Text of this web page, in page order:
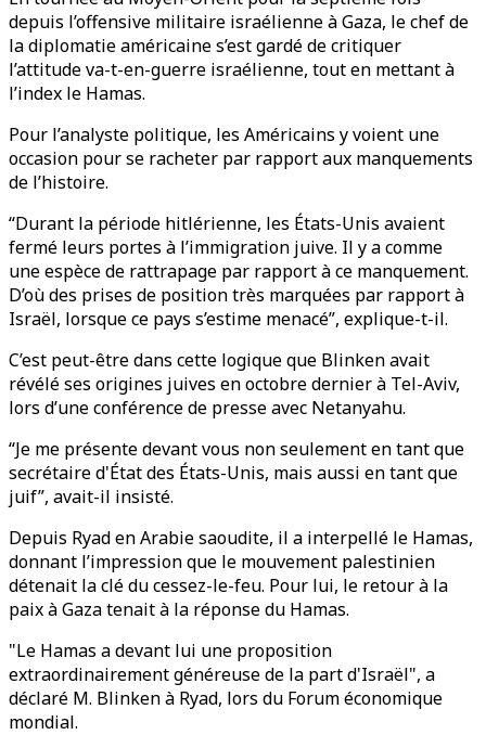
depuis l’offensive militaire israélienne à Gaza, le chef de
la diplomatie américaine s’est gardé de critiquer
l’attitude va-t-en-guerre israélienne, tout en mettant à
l’index le Hamas.
Pour l’analyste politique, les Américains y voient une
occasion pour se racheter par rapport aux manquements
de l’histoire.
“Durant la période hitlérienne, les États-Unis avaient
fermé leurs portes à l’immigration juive. Il y a comme
une espèce de rattrapage par rapport à ce manquement.
D’où des prises de position très marquées par rapport à
Israël, lorsque ce pays s’estime menacé”, explique-t-il.
C’est peut-être dans cette logique que Blinken avait
révélé ses origines juives en octobre dernier à Tel-Aviv,
lors d’une conférence de presse avec Netanyahu.
“Je me présente devant vous non seulement en tant que
secrétaire d'État des États-Unis, mais aussi en tant que
juif”, avait-il insisté.
Depuis Ryad en Arabie saoudite, il a interpellé le Hamas,
donnant l’impression que le mouvement palestinien
détenait la clé du cessez-le-feu. Pour lui, le retour à la
paix à Gaza tenait à la réponse du Hamas.
"Le Hamas a devant lui une proposition
extraordinairement généreuse de la part d'Israël", a
déclaré M. Blinken à Ryad, lors du Forum économique
mondial.